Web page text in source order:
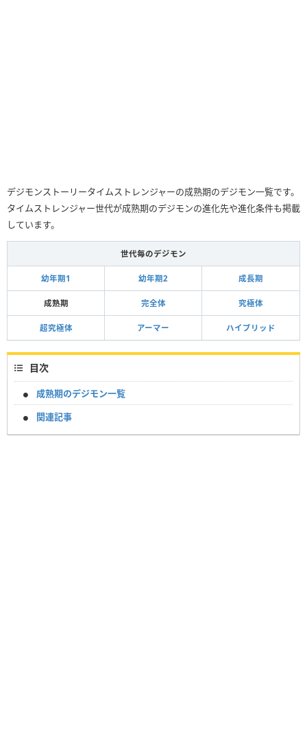
デジモンストーリータイムストレンジャーの成熟期のデジモン一覧です。
タイムストレンジャー世代が成熟期のデジモンの進化先や進化条件も掲載
しています。
世代毎のデジモン
幼年期1 幼年期2 成長期
成熟期 完全体 究極体
超究極体 アーマー ハイブリッド
目次
成熟期のデジモン一覧
関連記事